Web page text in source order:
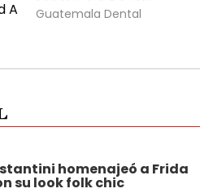
homenajeó a Frida
su look folk chic